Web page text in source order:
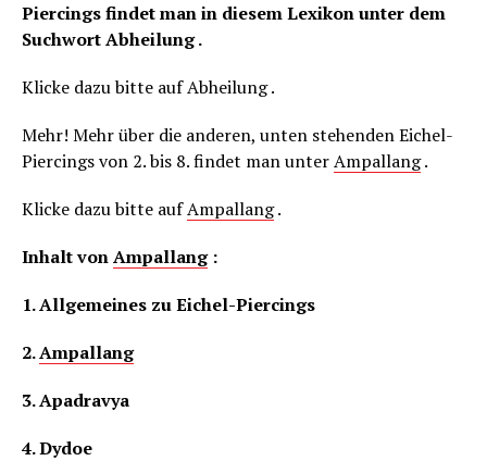
Piercings findet man in diesem Lexikon unter dem
Suchwort Abheilung .
Klicke dazu bitte auf Abheilung .
Mehr! Mehr über die anderen, unten stehenden Eichel-
Piercings von 2. bis 8. findet man unterAmpallang.
Klicke dazu bitte aufAmpallang.
Inhalt vonAmpallang:
1. Allgemeines zu Eichel-Piercings
2.Ampallang
3. Apadravya
4. Dydoe